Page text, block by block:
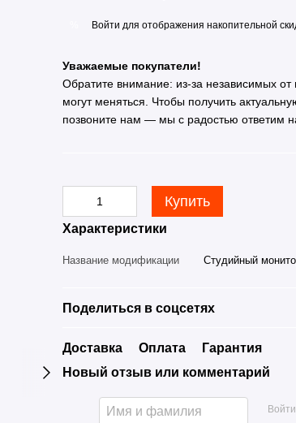
Войти для отображения накопительной
Уважаемые покупатели!
Обратите внимание: из-за независимых от
могут меняться. Чтобы получить
позвоните нам — мы с радостью ответим
Купить
Характеристики
Название модификации Студийный
Поделиться в соцсетях
Доставка Оплата
Гарантия
Новый отзыв или комментарий